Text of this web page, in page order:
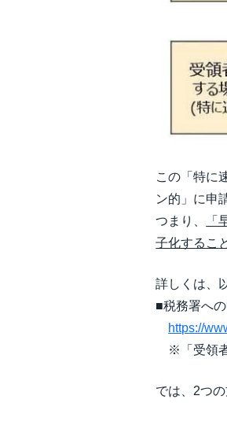
この「特に
ン的」に申
つまり、
子化するこ
詳しくは、
■税務署へ
https://
※「受領者
では、2つ